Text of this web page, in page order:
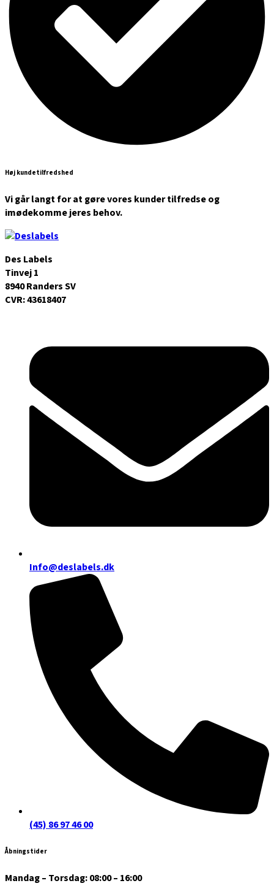
Høj kundetilfredshed
Vi går langt for at gøre vores kunder tilfredse og
imødekomme jeres behov.
Des Labels
Tinvej 1
8940 Randers SV
CVR: 43618407
Info@deslabels.dk
(45) 86 97 46 00
Åbningstider
Mandag – Torsdag: 08:00 – 16:00